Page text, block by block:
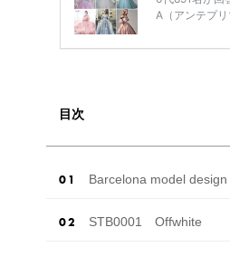
目次
Barcelona model design
STB0001 Offwhite